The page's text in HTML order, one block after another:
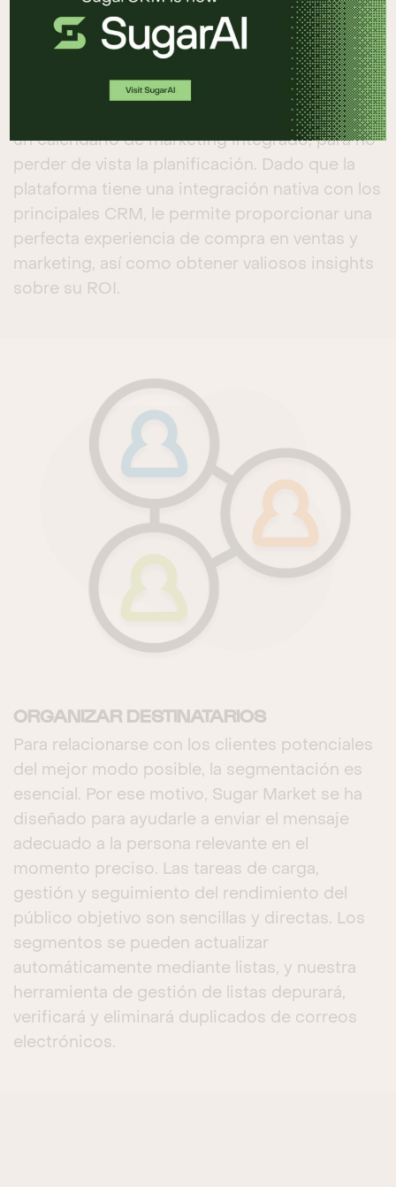
puede activar comunicaciones basadas en
actividades o atributos de clientes potenciales
específicos, y goteo de mensajes durante un
periodo de tiempo predefinido. Las campañas
de correo electrónico se pueden supervisar en
un calendario de marketing integrado, para no
perder de vista la planificación. Dado que la
plataforma tiene una integración nativa con los
principales CRM, le permite proporcionar una
perfecta experiencia de compra en ventas y
marketing, así como obtener valiosos insights
sobre su ROI.
ORGANIZAR DESTINATARIOS
Para relacionarse con los clientes potenciales
del mejor modo posible, la segmentación es
esencial. Por ese motivo, Sugar Market se ha
diseñado para ayudarle a enviar el mensaje
adecuado a la persona relevante en el
momento preciso. Las tareas de carga,
gestión y seguimiento del rendimiento del
público objetivo son sencillas y directas. Los
segmentos se pueden actualizar
automáticamente mediante listas, y nuestra
herramienta de gestión de listas depurará,
verificará y eliminará duplicados de correos
electrónicos.